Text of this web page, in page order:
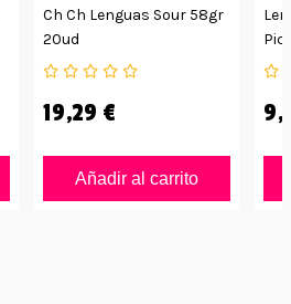
Ch Ch Lenguas Sour 58gr
20ud
19,29 €
Añadir al carrito